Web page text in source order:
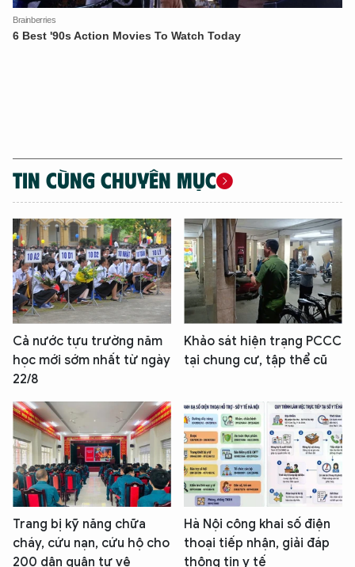
TIN CÙNG CHUYÊN MỤC
Cả nước tựu trường năm
học mới sớm nhất từ ngày
22/8
Khảo sát hiện trạng PCCC
tại chung cư, tập thể cũ
Trang bị kỹ năng chữa
cháy, cứu nạn, cứu hộ cho
200 dân quân tự vệ
Hà Nội công khai số điện
thoại tiếp nhận, giải đáp
thông tin y tế